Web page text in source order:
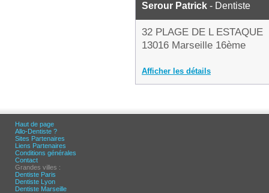
Serour Patrick - Dentiste
32 PLAGE DE L ESTAQUE
13016 Marseille 16ème
Afficher les détails
Haut de page
Allo-Dentiste ?
Sites Partenaires
Liens Partenaires
Conditions générales
Contact
Grandes villes :
Dentiste Paris
Dentiste Lyon
Dentiste Marseille